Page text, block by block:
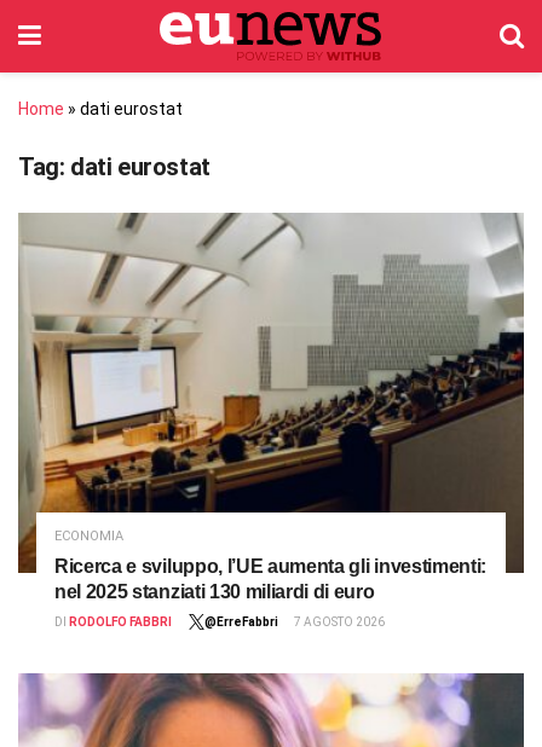
Home » dati eurostat
Tag: dati eurostat
ECONOMIA
Ricerca e sviluppo, l’UE aumenta gli investimenti:
nel 2025 stanziati 130 miliardi di euro
DI RODOLFO FABBRI @ErreFabbri 7 AGOSTO 2026